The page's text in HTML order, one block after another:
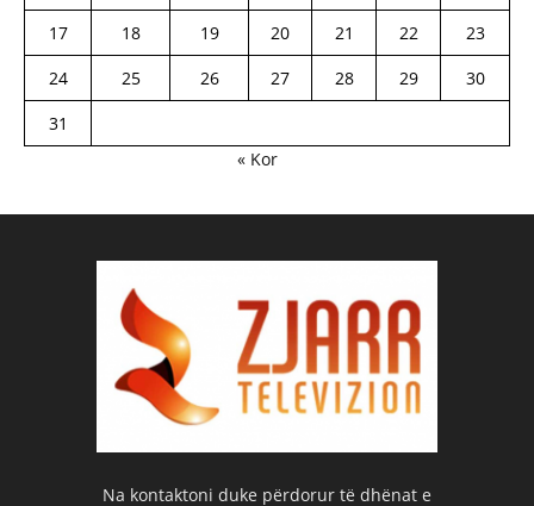
17
18 19 20 21 22
23
24
25 26 27 28 29
30
31
« Kor
Na kontaktoni duke përdorur të dhënat e